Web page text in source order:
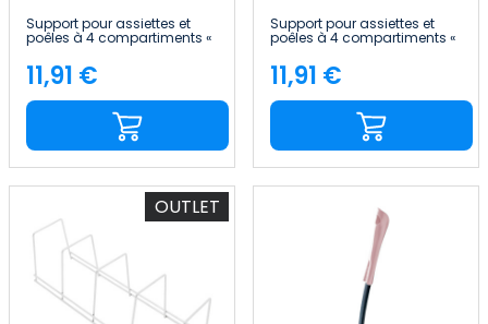
Support pour assiettes et
poêles à 4 compartiments «
12x38.5x11.5cm » 7house
Price
11,91 €
Support pour assiettes et
poêles à 4 compartiments «
12x38.5x11.5cm » 7house
Price
11,91 €
OUTLET